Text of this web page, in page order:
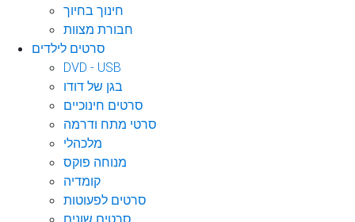
חינוך בחיוך
חבורת מצוות
סרטים לילדים
DVD - USB
בגן של דודו
סרטים חינוכיים
סרטי מתח ודרמה
מלכהלי
מנוחה פוקס
קומדיה
סרטים לפעוטות
סרטים שונים